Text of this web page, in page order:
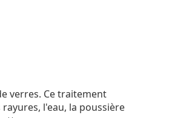
verres. Ce traitement
l'eau, la poussière